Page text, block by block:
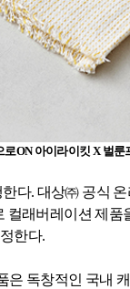
로ON아이라이킷 X벌룬
한다. 대상㈜ 공식
컬래버레이션 제품
한다.
은 독창적인 국내